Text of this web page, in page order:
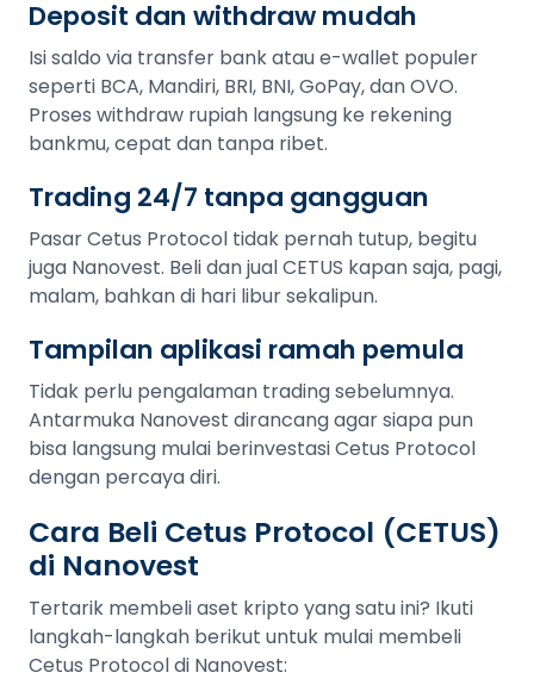
Deposit dan withdraw mudah
Isi saldo via transfer bank atau e-wallet populer
seperti BCA, Mandiri, BRI, BNI, GoPay, dan OVO.
Proses withdraw rupiah langsung ke rekening
bankmu, cepat dan tanpa ribet.
Trading 24/7 tanpa gangguan
Pasar Cetus Protocol tidak pernah tutup, begitu
juga Nanovest. Beli dan jual CETUS kapan saja, pagi,
malam, bahkan di hari libur sekalipun.
Tampilan aplikasi ramah pemula
Tidak perlu pengalaman trading sebelumnya.
Antarmuka Nanovest dirancang agar siapa pun
bisa langsung mulai berinvestasi Cetus Protocol
dengan percaya diri.
Cara Beli Cetus Protocol (CETUS)
di Nanovest
Tertarik membeli aset kripto yang satu ini? Ikuti
langkah-langkah berikut untuk mulai membeli
Cetus Protocol di Nanovest: